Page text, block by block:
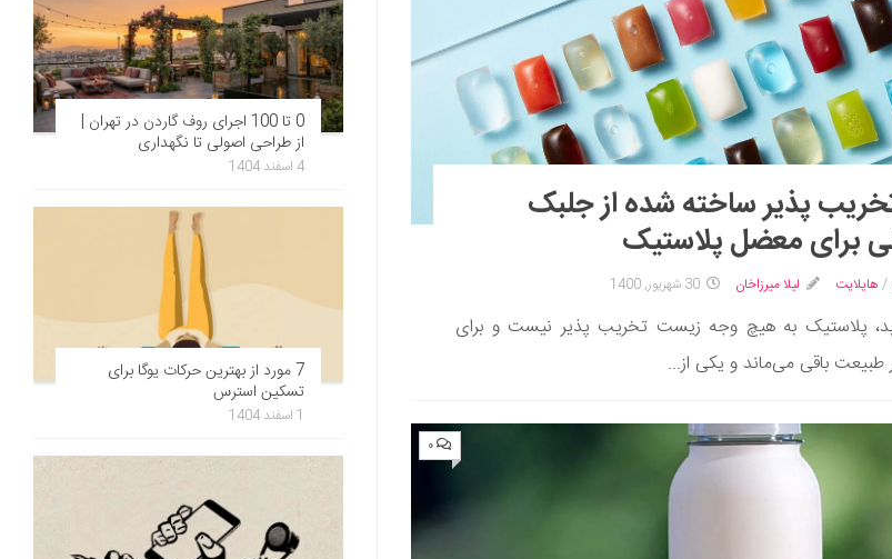
پذیر ساخته شده از جلبک
برای معضل پلاستیک
/ هایلایت لیلا میرزاخان 30 شهریور, 1400
پلاستیک به هیچ وجه زیست تخریب پذیر نیست و برای
طبیعت باقی می‌ماند و یکی از...
۰
0 تا 100 اجرای روف گاردن در تهران |
از طراحی اصولی تا نگهداری
4 اسفند 1404
7 مورد از بهترین حرکات یوگا برای
تسکین استرس
1 اسفند 1404